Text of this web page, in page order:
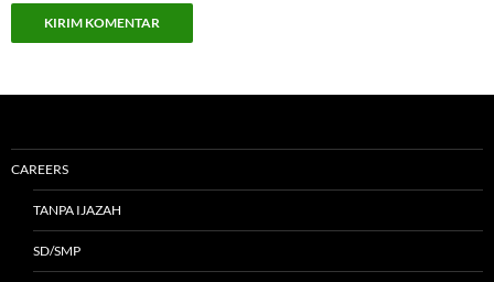
CAREERS
TANPA IJAZAH
SD/SMP